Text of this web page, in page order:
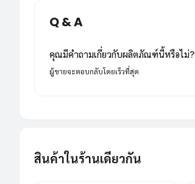
Q & A
คุณมีคำถามเกี่ยวกับผลิตภัณฑ์นี้หรือไม่?
ผู้ขายจะตอบกลับโดยเร็วที่สุด
สินค้าในร้านเดียวกัน